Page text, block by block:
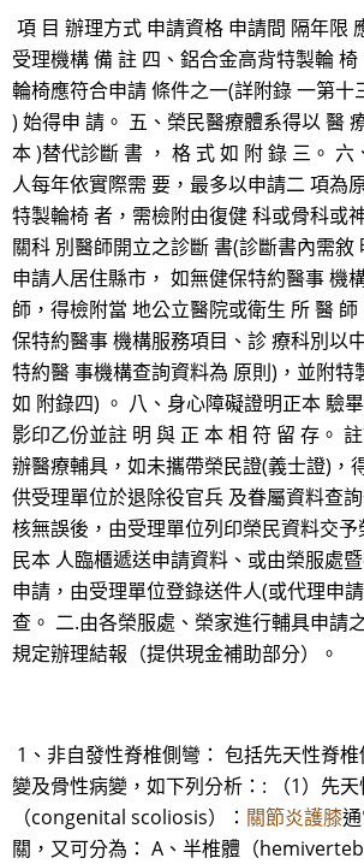
項 目 辦理方式 申請資格 申請間 隔年限
受理機構 備 註 四、鋁合金高背特製輪
輪椅應符合申請 條件之一(詳附錄 一第十
) 始得申 請。 五、榮民醫療體系得以 醫
本 )替代診斷 書 ， 格 式 如 附 錄 三。 六
人每年依實際需 要，最多以申請二 項為
特製輪椅 者，需檢附由復健 科或骨科或
關科 別醫師開立之診斷 書(診斷書內需敘
申請人居住縣市， 如無健保特約醫事 機
師，得檢附當 地公立醫院或衛生 所 醫
保特約醫事 機構服務項目、診 療科別以
特約醫 事機構查詢資料為 原則)，並附特
如 附錄四) 。 八、身心障礙證明正本 驗
影印乙份並註 明 與 正 本 相 符 留 存。
辦醫療輔具，如未攜帶榮民證(義士證)，
供受理單位於退除役官兵 及眷屬資料查
核無誤後，由受理單位列印榮民資料交
民本 人臨櫃遞送申請資料、或由榮服處
申請，由受理單位登錄送件人(或代理申
查。 二.由各榮服處、榮家進行輔具申請
規定辦理結報（提供現金補助部分）。
1、非自發性脊椎側彎： 包括先天性脊
變及骨性病變，如下列分析：: （1）先
（congenital scoliosis）： 關節炎護膝
關，又可分為： A、半椎體（